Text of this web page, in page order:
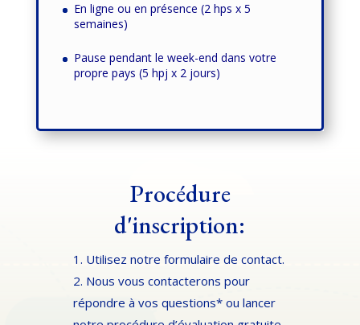
En ligne ou en présence (2 hps x 5
semaines)
Pause pendant le week-end dans votre
propre pays (5 hpj x 2 jours)
Procédure
d'inscription:
1. Utilisez notre formulaire de contact.
2. Nous vous contacterons pour
répondre à vos questions* ou lancer